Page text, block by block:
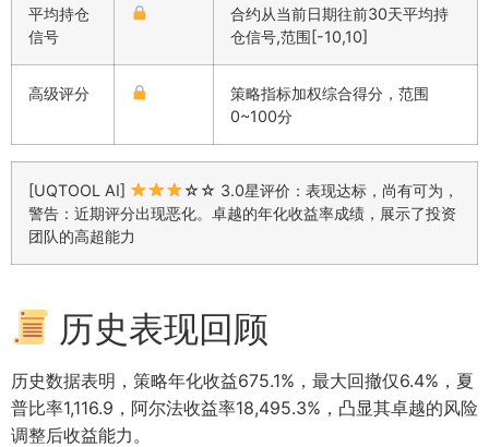
平均持仓
信号
合约从当前日期往前30天平均持
仓信号,范围[-10,10]
高级评分
策略指标加权综合得分，范围
0~100分
[UQTOOL AI]
☆☆ 3.0星评价：表现达标，尚有可为，
警告：近期评分出现恶化。卓越的年化收益率成绩，展示了投资
团队的高超能力
历史表现回顾
历史数据表明，策略年化收益675.1%，最大回撤仅6.4%，夏
普比率1,116.9，阿尔法收益率18,495.3%，凸显其卓越的风险
调整后收益能力。